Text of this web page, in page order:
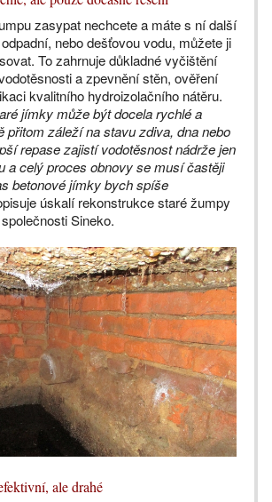
zasypat nechcete a máte s ní další
nebo dešťovou vodu, můžete ji
To zahrnuje důkladné vyčištění
a zpevnění stěn, ověření
kvalitního hydroizolačního nátěru.
jímky může být docela rychlé a
přitom záleží na stavu zdiva, dna nebo
repase zajistí vodotěsnost nádrže jen
a celý proces obnovy se musí častěji
betonové jímky bych spíše
úskalí rekonstrukce staré žumpy
Sineko.
ale drahé